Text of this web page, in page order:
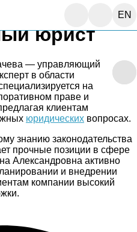
EN
юрист
— управляющий
в области
на
праве и
клиентам
юридических вопросах.
знанию законодательства
прочные позиции в сфере
Александровна активно
и внедрении
компании высокий